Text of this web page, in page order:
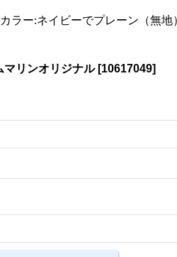
カラー:ネイビーでプレーン（無地
リンオリジナル [10617049]